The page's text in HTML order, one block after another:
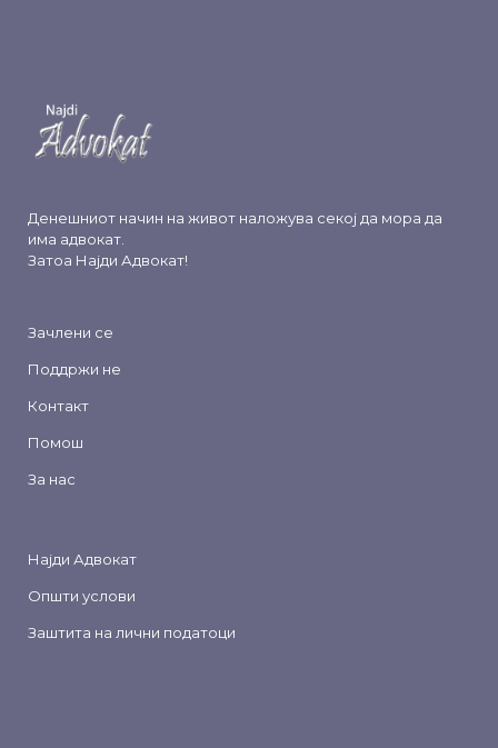
Денешниот начин на живот наложува секој да мора да
има адвокат.
Затоа Најди Адвокат!
Зачлени се
Поддржи не
Контакт
Помош
За нас
Најди Адвокат
Општи услови
Заштита на лични податоци